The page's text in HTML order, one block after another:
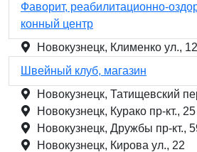
Фаворит, реабилитационно-
конный центр
Новокузнецк, Клименко ул.,
Швейный клуб, магазин
Новокузнецк, Татищевский
Новокузнецк, Курако пр-кт., 25
Новокузнецк, Дружбы пр-кт.,
Новокузнецк, Кирова ул., 22